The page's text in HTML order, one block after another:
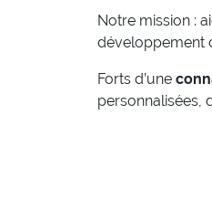
Notre mission :
développement
Forts d’une
personnalisées,